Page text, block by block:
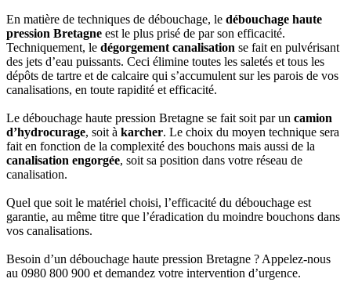
En matière de techniques de débouchage, le débouchage haute
pression Bretagne est le plus prisé de par son efficacité.
Techniquement, le dégorgement canalisation se fait en pulvérisant
des jets d’eau puissants. Ceci élimine toutes les saletés et tous les
dépôts de tartre et de calcaire qui s’accumulent sur les parois de vos
canalisations, en toute rapidité et efficacité.
Le débouchage haute pression Bretagne se fait soit par un camion
d’hydrocurage, soit à karcher. Le choix du moyen technique sera
fait en fonction de la complexité des bouchons mais aussi de la
canalisation engorgée, soit sa position dans votre réseau de
canalisation.
Quel que soit le matériel choisi, l’efficacité du débouchage est
garantie, au même titre que l’éradication du moindre bouchons dans
vos canalisations.
Besoin d’un débouchage haute pression Bretagne ? Appelez-nous
au 0980 800 900 et demandez votre intervention d’urgence.